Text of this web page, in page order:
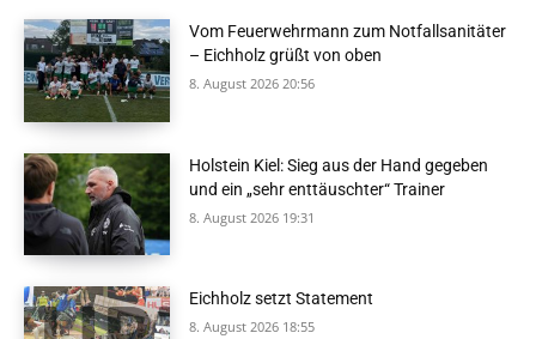
Vom Feuerwehrmann zum Notfallsanitäter
– Eichholz grüßt von oben
8. August 2026 20:56
Holstein Kiel: Sieg aus der Hand gegeben
und ein „sehr enttäuschter“ Trainer
8. August 2026 19:31
Eichholz setzt Statement
8. August 2026 18:55